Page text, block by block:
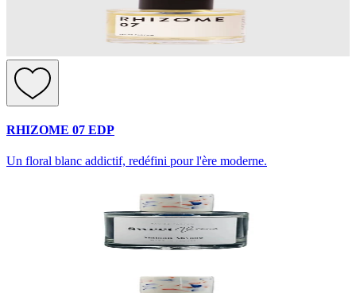
RHIZOME 07 EDP
Un floral blanc addictif, redéfini pour l'ère moderne.